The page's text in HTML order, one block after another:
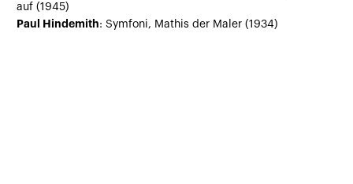
auf (1945)
Paul Hindemith: Symfoni, Mathis der Maler (1934)